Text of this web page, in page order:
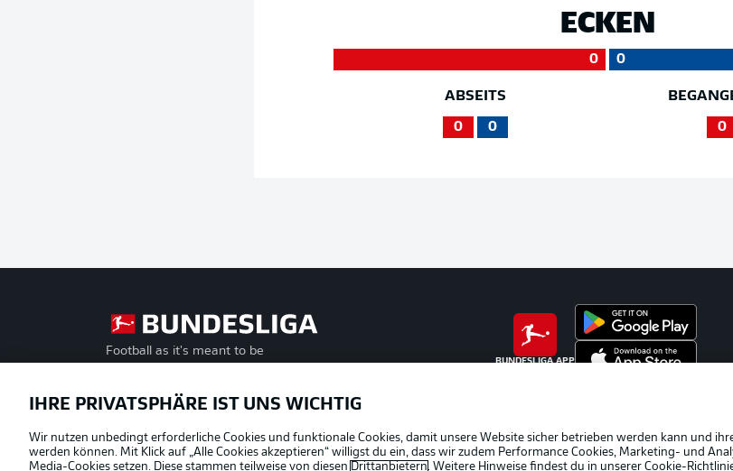
ECKEN
0 0
ABSEITS
0 0 0
Football as it's meant to be
BUNDESLIGA APP
Offizielle Partner
IHRE PRIVATSPHÄRE IST UNS WICHTIG
Wir nutzen unbedingt erforderliche Cookies und funktionale Cookies, damit unsere Website sicher betrieben werden kann und
werden können. Mit Klick auf „Alle Cookies akzeptieren“ willigst du ein, dass wir zudem Performance Cookies, Marketing- und
Media-Cookies setzen. Diese stammen teilweise von diesen Drittanbietern. Weitere Hinweise findest du in unserer Cookie-